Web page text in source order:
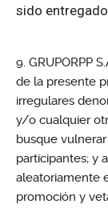
sido
GRUPORPP
de la presente
irregulares
y/o cualquier
busque
participantes; y
aleatoriamente
promoción y